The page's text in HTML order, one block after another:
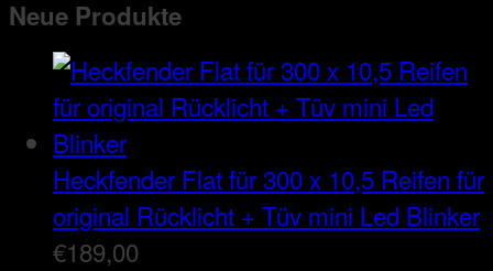
Neue Produkte
Heckfender Flat für 300 x 10,5 Reifen für
original Rücklicht + Tüv mini Led Blinker
€189,00